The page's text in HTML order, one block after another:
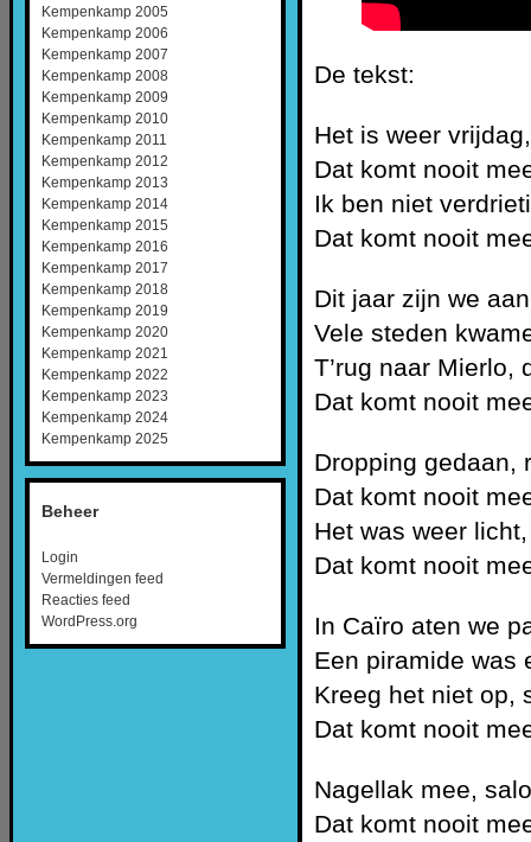
Kempenkamp 2005
Kempenkamp 2006
Kempenkamp 2007
Kempenkamp 2008
Kempenkamp 2009
Kempenkamp 2010
Kempenkamp 2011
Kempenkamp 2012
Kempenkamp 2013
Kempenkamp 2014
Kempenkamp 2015
Kempenkamp 2016
Kempenkamp 2017
Kempenkamp 2018
Kempenkamp 2019
Kempenkamp 2020
Kempenkamp 2021
Kempenkamp 2022
Kempenkamp 2023
Kempenkamp 2024
Kempenkamp 2025
Beheer
Login
Vermeldingen feed
Reacties feed
WordPress.org
De tekst:
Het is weer
Dat komt nooit
Ik ben niet
Dat komt nooit
Dit jaar zijn we
Vele steden
T’rug naar Mierlo,
Dat komt nooit
Dropping gedaan,
Dat komt nooit
Het was weer
Dat komt nooit
In Caïro aten we
Een piramide was
Kreeg het niet op,
Dat komt nooit
Nagellak mee,
Dat komt nooit